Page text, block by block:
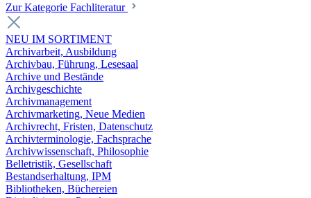
Zur Kategorie Fachliteratur
NEU IM SORTIMENT
Archivarbeit, Ausbildung
Archivbau, Führung, Lesesaal
Archive und Bestände
Archivgeschichte
Archivmanagement
Archivmarketing, Neue Medien
Archivrecht, Fristen, Datenschutz
Archivterminologie, Fachsprache
Archivwissenschaft, Philosophie
Belletristik, Gesellschaft
Bestandserhaltung, IPM
Bibliotheken, Büchereien